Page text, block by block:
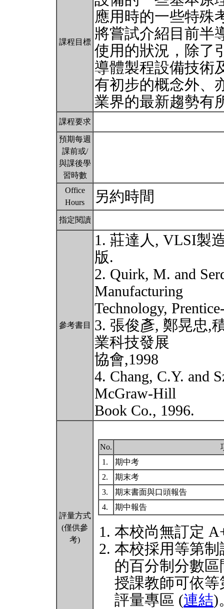
課程目標
應用時的一些特殊
將嘗試介紹目前半
使用的狀況，除了
導體製程設備技術
有初步的概念外、
業界的最新趨勢有
課程要求
預期每週
課前或/
與課後學
習時數
Office
Hours
另約時間
指定閱讀
參考書目
1. 莊達人, VLSI製
版.
2. Quirk, M. and
Manufacturing
Technology,
3. 張俊彥, 鄭晃忠,
業科技發展
協會,1998
4. Chang, C.Y. and
McGraw-Hill
Book Co., 1996.
評量方式
(僅供參
考)
No.
1.
期中考
2.
期末考
3.
期末書面與口頭報告
4.
期中報告
本校尚無訂定
本校採用等第
的百分制分數
授課教師可依
評量專區 (連結)